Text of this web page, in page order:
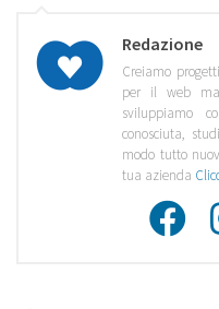
Redazione
Creiamo
per il web
sviluppiamo
conosciuta,
modo tutto
tua azienda